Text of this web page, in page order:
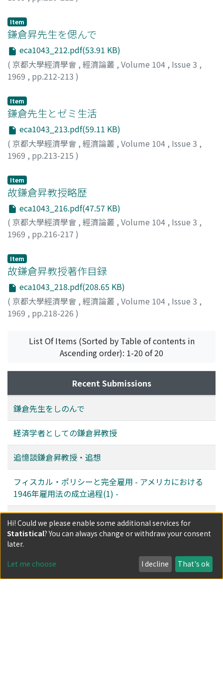
Item
鎌倉昇先生を偲んで
eca1043_212.pdf(53.91 KB)
( 京都大學經濟學會 , 經濟論叢 , Volume 104 , Issue 3 ,
1969 , pp.212-213 )
Item
鎌倉先生とゼミ生活
eca1043_213.pdf(59.11 KB)
( 京都大學經濟學會 , 經濟論叢 , Volume 104 , Issue 3 ,
1969 , pp.213-215 )
Item
故鎌倉昇教授略歴
eca1043_216.pdf(47.57 KB)
( 京都大學經濟學會 , 經濟論叢 , Volume 104 , Issue 3 ,
1969 , pp.216-217 )
Item
故鎌倉昇教授著作目録
eca1043_218.pdf(208.65 KB)
( 京都大學經濟學會 , 經濟論叢 , Volume 104 , Issue 3 ,
1969 , pp.218-226 )
List Of Items (Sorted by Table of contents in
Ascending order): 1-20 of 20
Recent Submissions
鎌倉先生をしのんで
経済学者としての鎌倉昇教授
追憶談鎌倉昇教授・追想
フィスカル・ポリシーと完全雇用 - アメリカにおける
1946年雇用法の成立過程(1) -
表紙・執筆者紹介等
Filters
Author
Hi! Could we please enable some additional services for
Statistical? You can always change or withdraw your consent
later.
Let me choose I decline That's ok